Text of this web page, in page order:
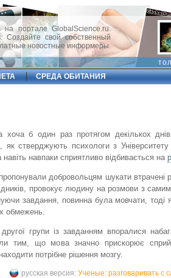
на портале GlobalScience.ru.
Создайте свой собственный
новостные информеры.
СРЕДА ОБИТАНИЯ
хоча б один раз протягом декількох
стверджують психологи з Університету
навпаки сприятливо відбивається на
добровольцям шукати втрачені
провокує людину на розмови з
завдання, повинна була мовчати, тоді
обмежень.
групи із завданням впоралися
тим, що мова значно прискорює
потрібне рішення мозгу.
русская версия: Ученые: разговаривать с